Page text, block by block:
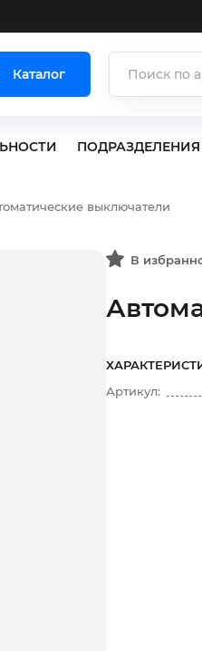
Каталог
ПОДРАЗДЕЛЕНИЯ
выключатели
В
Артикул: